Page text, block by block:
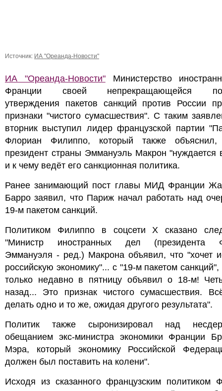
Источник: ИА "Ореанда-Новости"
ИА "Ореанда-Новости"Министерство
Франции своей непрекращающейся
утверждения пакетов санкций против России
признаки "чистого сумасшествия". С таким
вторник выступил лидер французской партии
Флориан Филиппо, который также объяснил,
президент страны Эммануэль Макрон "нуждается
и к чему ведёт его санкционная политика.
Ранее занимающий пост главы МИД Франции
Барро заявил, что Париж начал работать над
19-м пакетом санкций.
Политиком Филиппо в соцсети X сказано
"Министр иностранных дел (президента
Эммануэля - ред.) Макрона объявил, что "хочет
российскую экономику"... с "19-м пакетом
только недавно в пятницу объявил о 18-м!
назад... Это признак чистого сумасшествия.
делать одно и то же, ожидая другого результата".
Политик также сыронизировал над
обещанием экс-министра экономики Франции
Мэра, который экономику Российской
должен был поставить на колени".
Исходя из сказанного французским политиком